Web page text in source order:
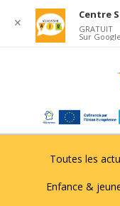
Toutes les
Enfance &
✕
Centre
GRATUIT
Sur